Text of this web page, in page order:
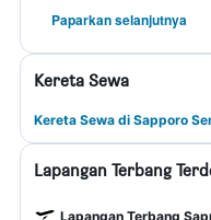
Paparkan selanjutnya
Kereta Sewa
Kereta Sewa di Sapporo
Lapangan Terbang
Lapangan Terbang